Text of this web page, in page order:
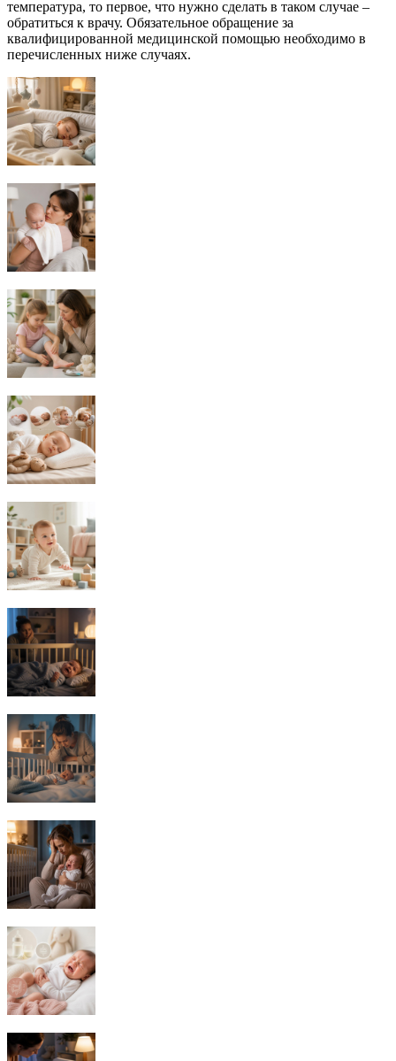
температура, то первое, что нужно сделать в таком случае –
обратиться к врачу. Обязательное обращение за
квалифицированной медицинской помощью необходимо в
перечисленных ниже случаях.